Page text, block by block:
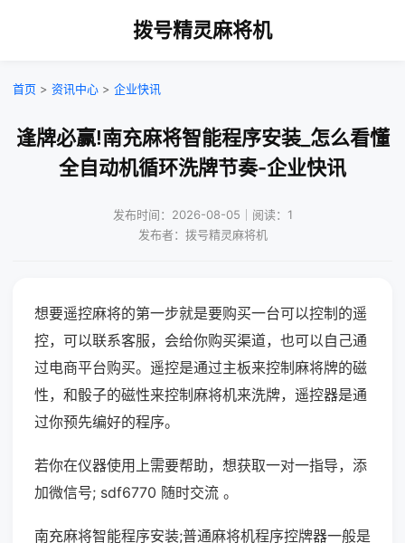
拨号精灵麻将机
首页 > 资讯中心 > 企业快讯
逢牌必赢!南充麻将智能程序安装_怎么看懂
全自动机循环洗牌节奏-企业快讯
发布时间：2026-08-05｜阅读：1
发布者：拨号精灵麻将机
想要遥控麻将的第一步就是要购买一台可以控制的遥
控，可以联系客服，会给你购买渠道，也可以自己通
过电商平台购买。遥控是通过主板来控制麻将牌的磁
性，和骰子的磁性来控制麻将机来洗牌，遥控器是通
过你预先编好的程序。
若你在仪器使用上需要帮助，想获取一对一指导，添
加微信号; sdf6770 随时交流 。
南充麻将智能程序安装;普通麻将机程序控牌器一般是